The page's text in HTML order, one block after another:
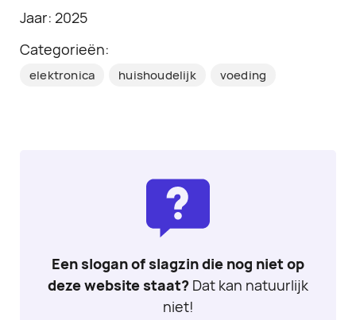
Jaar: 2025
Categorieën:
elektronica huishoudelijk voeding
Een slogan of slagzin die nog niet op
deze website staat? Dat kan natuurlijk
niet!